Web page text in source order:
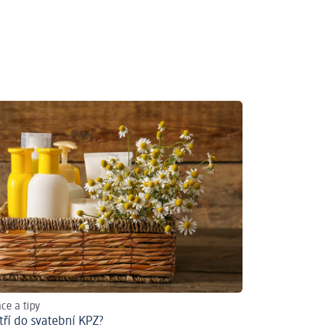
a tipy
do svatební KPZ?